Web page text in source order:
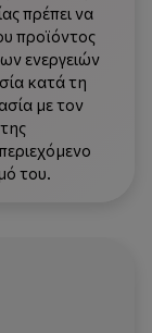
πρέπει να
προϊόντος
ενεργειών
κατά τη
με τον
του.